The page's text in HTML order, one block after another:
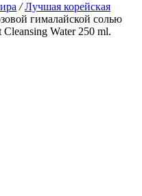
/Лучшая корейская
гималайской солью
Water 250 ml.